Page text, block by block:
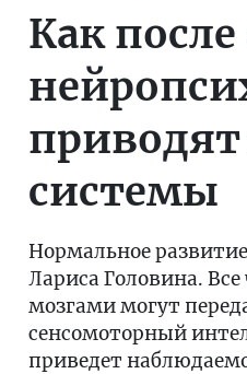
Как
системы
Нормальное
Лариса Головина.
мозгами могут
сенсомоторный
приведет